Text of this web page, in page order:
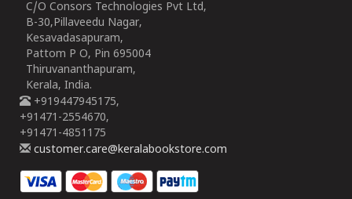
C/O Consors Technologies Pvt Ltd,
B-30,Pillaveedu Nagar,
Kesavadasapuram,
Pattom P O, Pin 695004
Thiruvananthapuram,
Kerala, India.
+919447945175,
+91471-2554670,
+91471-4851175
customer.care@keralabookstore.com